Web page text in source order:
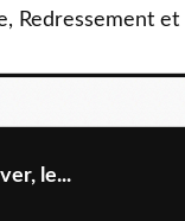
Redressement
le...